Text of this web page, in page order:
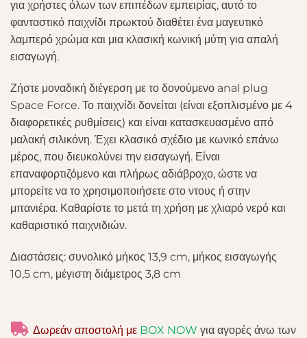
για χρήστες όλων των επιπέδων εμπειρίας, αυτό το
φανταστικό παιχνίδι πρωκτού διαθέτει ένα μαγευτικό
λαμπερό χρώμα και μια κλασική κωνική μύτη για απαλή
εισαγωγή.
Ζήστε μοναδική διέγερση με το δονούμενο anal plug
Space Force. Το παιχνίδι δονείται (είναι εξοπλισμένο με 4
διαφορετικές ρυθμίσεις) και είναι κατασκευασμένο από
μαλακή σιλικόνη. Έχει κλασικό σχέδιο με κωνικό επάνω
μέρος, που διευκολύνει την εισαγωγή. Είναι
επαναφορτιζόμενο και πλήρως αδιάβροχο, ώστε να
μπορείτε να το χρησιμοποιήσετε στο ντους ή στην
μπανιέρα. Καθαρίστε το μετά τη χρήση με χλιαρό νερό και
καθαριστικό παιχνιδιών.
Διαστάσεις: συνολικό μήκος 13,9 cm, μήκος εισαγωγής
10,5 cm, μέγιστη διάμετρος 3,8 cm
Δωρεάν αποστολή με BOX NOW για αγορές άνω των